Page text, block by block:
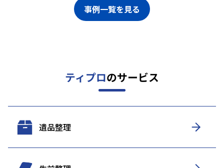
事例一覧を見る
ティプロのサービス
遺品整理